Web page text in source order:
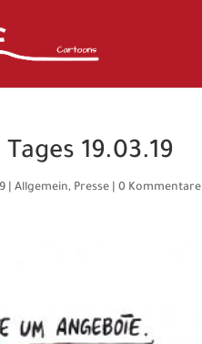
19.03.19
|Allgemein, Presse |0 Kommentare